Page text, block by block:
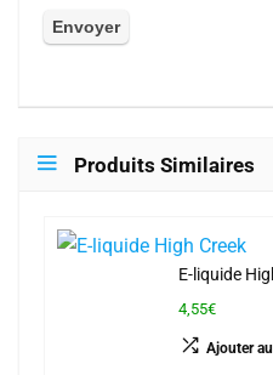
Produits Similaires
E-liquide
4,55€
Ajouter